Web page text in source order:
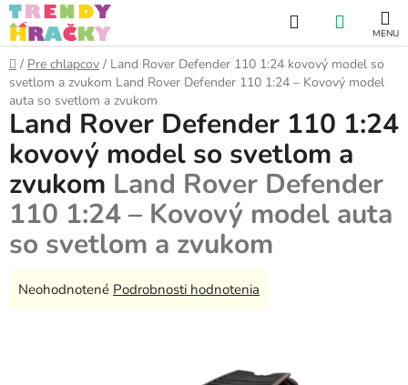
Prejsť
na
obsah
Hľadať
KOŠÍK
Domov
/ Pre chlapcov / Land Rover Defender 110 1:24 kovový model so
svetlom a zvukom Land Rover Defender 110 1:24 – Kovový model
auta so svetlom a zvukom
Land Rover Defender 110 1:24
kovový model so svetlom a
zvukom Land Rover Defender
110 1:24 – Kovový model auta
so svetlom a zvukom
Priemerné
Neohodnotené Podrobnosti hodnotenia